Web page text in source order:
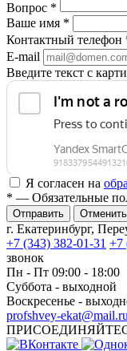
Вопрос *
Ваше имя *
Контактный телефон
E-mail
Введите текст с
Я согласен на
* — Обязательные
Отменить
г. Екатеринбург,
+7 (343) 382-01-31 +7
звонок
Пн - Пт 09:00 - 18:00
Суббота - выходной
Воскресенье -
profshvey-ekat@mail.ru